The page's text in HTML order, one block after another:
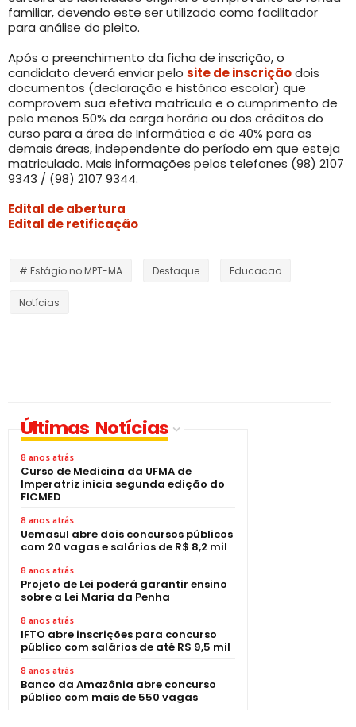
familiar, devendo este ser utilizado como facilitador
para análise do pleito.
Após o preenchimento da ficha de inscrição, o
candidato deverá enviar pelo site de inscriçãodois
documentos (declaração e histórico escolar) que
comprovem sua efetiva matrícula e o cumprimento de
pelo menos 50% da carga horária ou dos créditos do
curso para a área de Informática e de 40% para as
demais áreas, independente do período em que esteja
matriculado. Mais informações pelos telefones (98) 2107
9343 / (98) 2107 9344.
Edital de abertura
Edital de retificação
# Estágio no MPT-MA Destaque Educacao
Notícias
Últimas Notícias
8 anos atrás
Curso de Medicina da UFMA de
Imperatriz inicia segunda edição do
FICMED
8 anos atrás
Uemasul abre dois concursos públicos
com 20 vagas e salários de R$ 8,2 mil
8 anos atrás
Projeto de Lei poderá garantir ensino
sobre a Lei Maria da Penha
8 anos atrás
IFTO abre inscrições para concurso
público com salários de até R$ 9,5 mil
8 anos atrás
Banco da Amazônia abre concurso
público com mais de 550 vagas